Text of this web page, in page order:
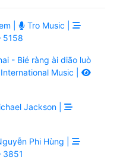
|
Tro Music |
5158
- Bié ràng ài diāo luò
International Music |
Jackson |
Phi Hùng |
3851